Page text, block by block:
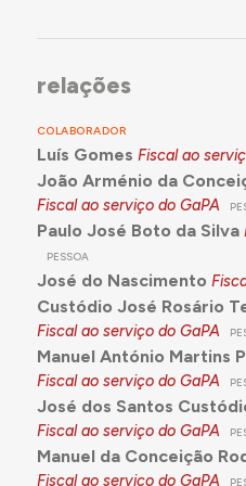
de origem (do Ministério
Públicas - MHOP) das
transferidas para o
criação acompanhadas,
respectivo pessoal de
estabelecido pelo DL
que faz a revisão da
serviços do MHOP), à
da Direção-Geral de
cuja a transferência será
Assim, segundo os ponto
4 de dezembro: "
"1 - Compete ao
Habitação o despacho
a:
a) Fundo de Fomento da
relações
COLABORADOR
Luís Gomes Fiscal ao
João Arménio da
Fiscal ao serviço do GaPA
Paulo José Boto da Silva
PESSOA
José do Nascimento
Custódio José Rosário
Fiscal ao serviço do GaPA
Manuel António Martins
Fiscal ao serviço do GaPA
José dos Santos
Fiscal ao serviço do GaPA
Manuel da Conceição
Fiscal ao serviço do GaPA